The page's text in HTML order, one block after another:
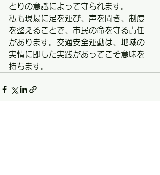
とりの意識によって守られます。
私も現場に足を運び、声を聞き、制度
を整えることで、市民の命を守る責任
があります。交通安全運動は、地域の
実情に即した実践があってこそ意味を
持ちます。